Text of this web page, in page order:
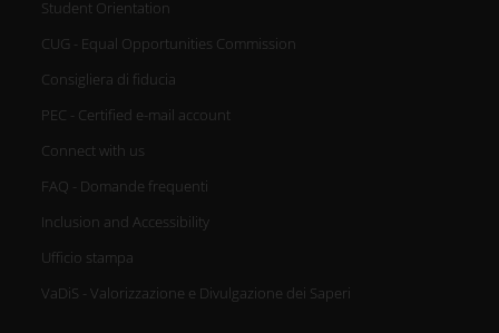
Student Orientation
CUG - Equal Opportunities Commission
Consigliera di fiducia
PEC - Certified e-mail account
Connect with us
FAQ - Domande frequenti
Inclusion and Accessibility
Ufficio stampa
VaDiS - Valorizzazione e Divulgazione dei Saperi